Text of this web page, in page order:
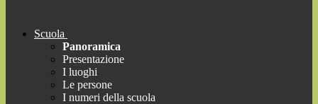
Scuola
Panoramica
Presentazione
I luoghi
Le persone
I numeri della scuola